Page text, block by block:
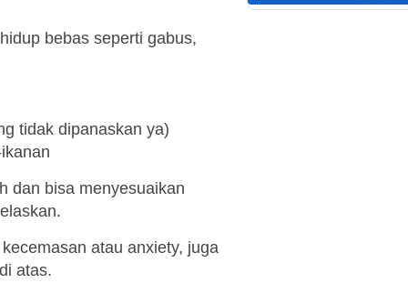
bebas seperti gabus,
tidak dipanaskan ya)
dan bisa menyesuaikan
atau anxiety, juga
atas.